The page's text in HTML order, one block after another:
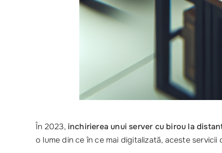
În 2023, inchirierea unui server cu birou la
o lume din ce în ce mai digitalizată, aceste